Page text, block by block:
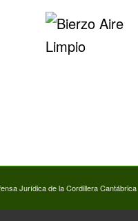
Jurídica de la Cordillera Cantábrica